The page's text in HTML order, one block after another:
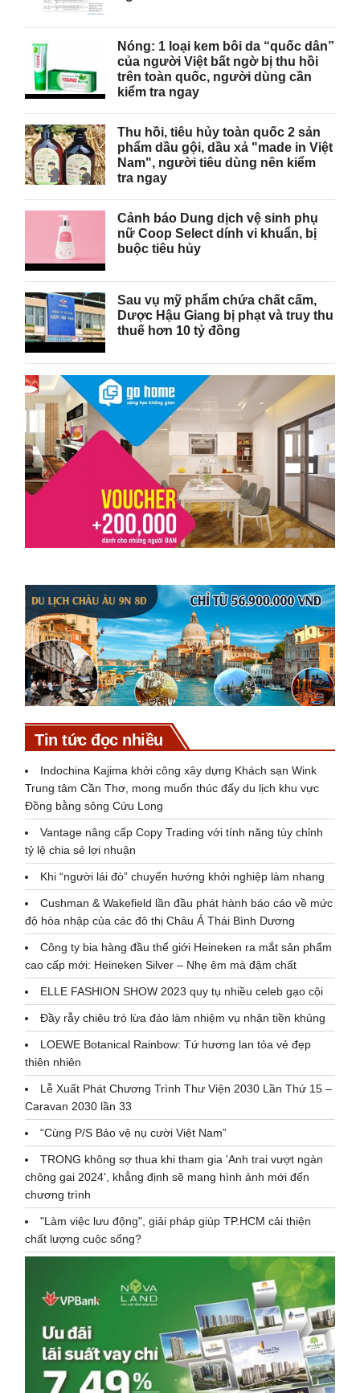
Nóng: 1 loại kem bôi da “quốc dân”
của người Việt bất ngờ bị thu hồi
trên toàn quốc, người dùng cần
kiểm tra ngay
Thu hồi, tiêu hủy toàn quốc 2 sản
phẩm dầu gội, dầu xả "made in Việt
Nam", người tiêu dùng nên kiểm
tra ngay
Cảnh báo Dung dịch vệ sinh phụ
nữ Coop Select dính vi khuẩn, bị
buộc tiêu hủy
Sau vụ mỹ phẩm chứa chất cấm,
Dược Hậu Giang bị phạt và truy thu
thuế hơn 10 tỷ đồng
Tin tức đọc nhiều
Indochina Kajima khởi công xây dựng Khách sạn Wink
Trung tâm Cần Thơ, mong muốn thúc đẩy du lịch khu vực
Đồng bằng sông Cửu Long
Vantage nâng cấp Copy Trading với tính năng tùy chỉnh
tỷ lệ chia sẻ lợi nhuận
Khi “người lái đò” chuyển hướng khởi nghiệp làm nhang
Cushman & Wakefield lần đầu phát hành báo cáo về mức
độ hòa nhập của các đô thị Châu Á Thái Bình Dương
Công ty bia hàng đầu thế giới Heineken ra mắt sản phẩm
cao cấp mới: Heineken Silver – Nhẹ êm mà đậm chất
ELLE FASHION SHOW 2023 quy tụ nhiều celeb gạo cội
Đầy rẫy chiêu trò lừa đảo làm nhiệm vụ nhận tiền khủng
LOEWE Botanical Rainbow: Tứ hương lan tỏa vẻ đẹp
thiên nhiên
Lễ Xuất Phát Chương Trình Thư Viện 2030 Lần Thứ 15 –
Caravan 2030 lần 33
“Cùng P/S Bảo vệ nụ cười Việt Nam”
TRONG không sợ thua khi tham gia 'Anh trai vượt ngàn
chông gai 2024', khẳng định sẽ mang hình ảnh mới đến
chương trình
"Làm việc lưu động", giải pháp giúp TP.HCM cải thiện
chất lượng cuộc sống?